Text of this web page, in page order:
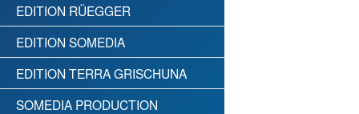
EDITION RÜEGGER
EDITION SOMEDIA
EDITION TERRA GRISCHUNA
SOMEDIA PRODUCTION